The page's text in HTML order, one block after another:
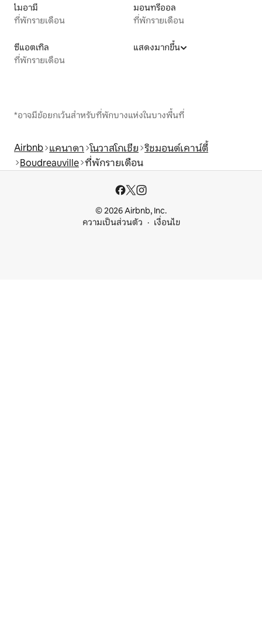
ไมอามี
ที่พักรายเดือน
มอนทรีออล
ที่พักรายเดือน
ซีแอตเทิล
ที่พักรายเดือน
แสดงมากขึ้น
*อาจมีข้อยกเว้นสำหรับที่พักบางแห่งในบางพื้นที่
Airbnb แคนาดา โนวาสโกเชีย ริชมอนด์เคาน์ตี้
Boudreauville ที่พักรายเดือน
© 2026 Airbnb, Inc.
ความเป็นส่วนตัว
เงื่อนไข